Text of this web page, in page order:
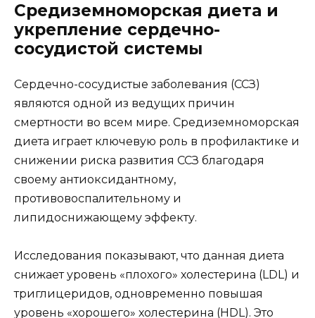
Средиземноморская диета и
укрепление сердечно-
сосудистой системы
Сердечно-сосудистые заболевания (ССЗ)
являются одной из ведущих причин
смертности во всем мире. Средиземноморская
диета играет ключевую роль в профилактике и
снижении риска развития ССЗ благодаря
своему антиоксидантному,
противовоспалительному и
липидоснижающему эффекту.
Исследования показывают, что данная диета
снижает уровень «плохого» холестерина (LDL) и
триглицеридов, одновременно повышая
уровень «хорошего» холестерина (HDL). Это